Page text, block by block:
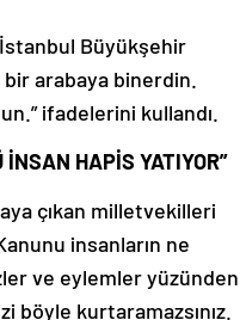
İstanbul Büyükşehir
bir arabaya binerdin.
ifadelerini kullandı.
HAPİS YATIYOR”
çıkan milletvekilleri
insanların ne
ve eylemler yüzünden
böyle kurtaramazsınız.